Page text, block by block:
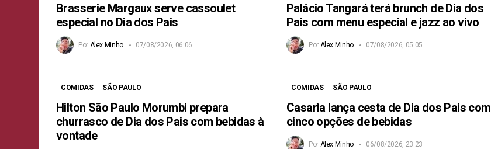
Brasserie Margaux serve cassoulet
especial no Dia dos Pais
Por Alex Minho 07/08/2026, 06:06
Palácio Tangará terá brunch de Dia dos
Pais com menu especial e jazz ao vivo
Por Alex Minho 07/08/2026, 05:05
COMIDAS SÃO PAULO
Hilton São Paulo Morumbi prepara
churrasco de Dia dos Pais com bebidas à
vontade
COMIDAS SÃO PAULO
Casarìa lança cesta de Dia dos Pais com
cinco opções de bebidas
Por Alex Minho 06/08/2026, 23:23